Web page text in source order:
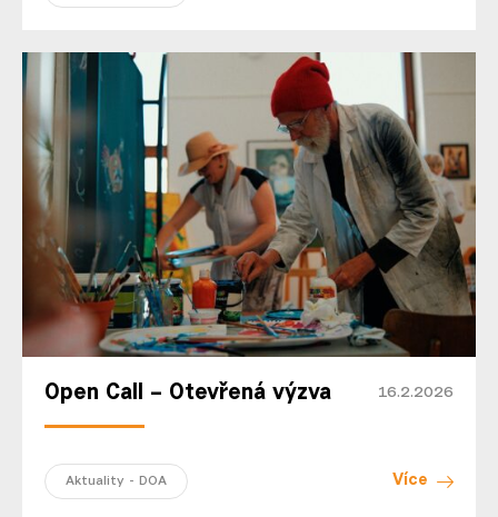
Open Call – Otevřená výzva 16.2.2026
Aktuality - DOA Více